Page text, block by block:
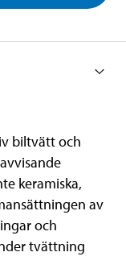
biltvätt och
keramiska,
av
och
tvättning